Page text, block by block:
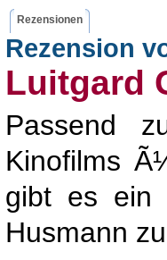
Rezensionen
Rezension
Luitgard
Passend
Kinofilms
gibt es ein
Husmann